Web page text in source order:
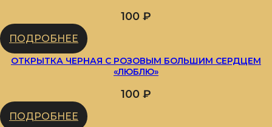
100 ₽
ПОДРОБНЕЕ
ОТКРЫТКА ЧЕРНАЯ С РОЗОВЫМ БОЛЬШИМ СЕРДЦЕМ
«ЛЮБЛЮ»
100 ₽
ПОДРОБНЕЕ